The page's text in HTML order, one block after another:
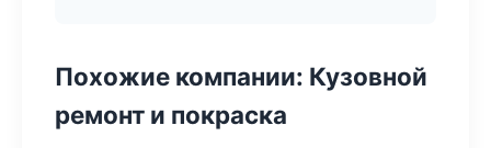
Похожие компании: Кузовной
ремонт и покраска